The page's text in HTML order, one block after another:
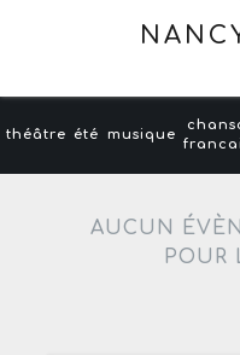
théâtre été musique
AUCUN
POUR